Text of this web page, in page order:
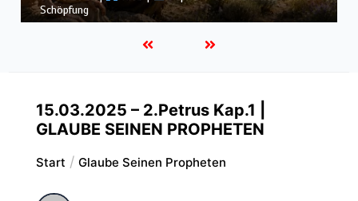
Schöpfung
15.03.2025 – 2.Petrus Kap.1 |
GLAUBE SEINEN PROPHETEN
Start Glaube Seinen Propheten